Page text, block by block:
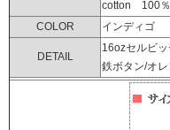
cotton 100％
COLOR
インディゴ
DETAIL
16ozセルビ
鉄ボタン/オ